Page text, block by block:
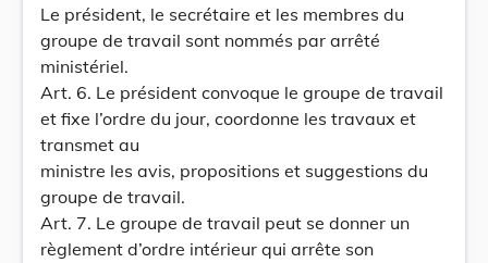
Le président, le secrétaire et les membres du
groupe de travail sont nommés par arrêté
ministériel.
Art. 6. Le président convoque le groupe de travail
et fixe l’ordre du jour, coordonne les travaux et
transmet au
ministre les avis, propositions et suggestions du
groupe de travail.
Art. 7. Le groupe de travail peut se donner un
règlement d’ordre intérieur qui arrête son